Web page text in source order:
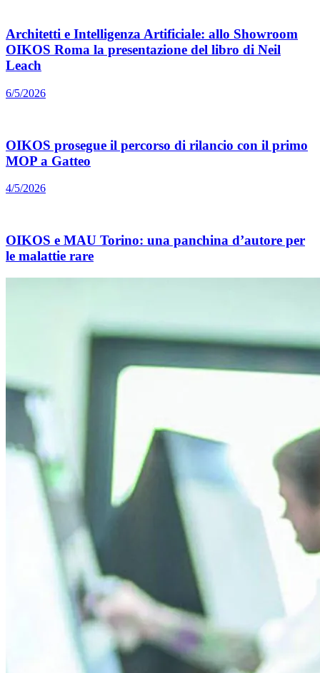
Architetti e Intelligenza Artificiale: allo Showroom
OIKOS Roma la presentazione del libro di Neil
Leach
6/5/2026
OIKOS prosegue il percorso di rilancio con il primo
MOP a Gatteo
4/5/2026
OIKOS e MAU Torino: una panchina d’autore per
le malattie rare